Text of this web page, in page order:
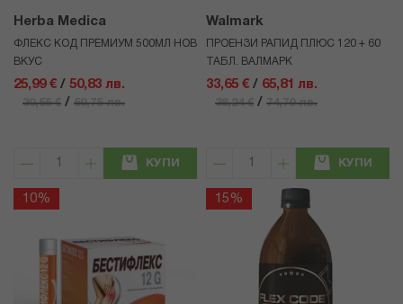
Herba Medica
ФЛЕКС КОД ПРЕМИУМ 500МЛ НОВ
ВКУС
25,99 € / 50,83 лв.
30,55 € / 59,75 лв.
КУПИ
Walmark
ПРОЕНЗИ РАПИД ПЛЮС 120 + 60
ТАБЛ. ВАЛМАРК
33,65 € / 65,81 лв.
38,24 € / 74,79 лв.
КУПИ
10% 15%